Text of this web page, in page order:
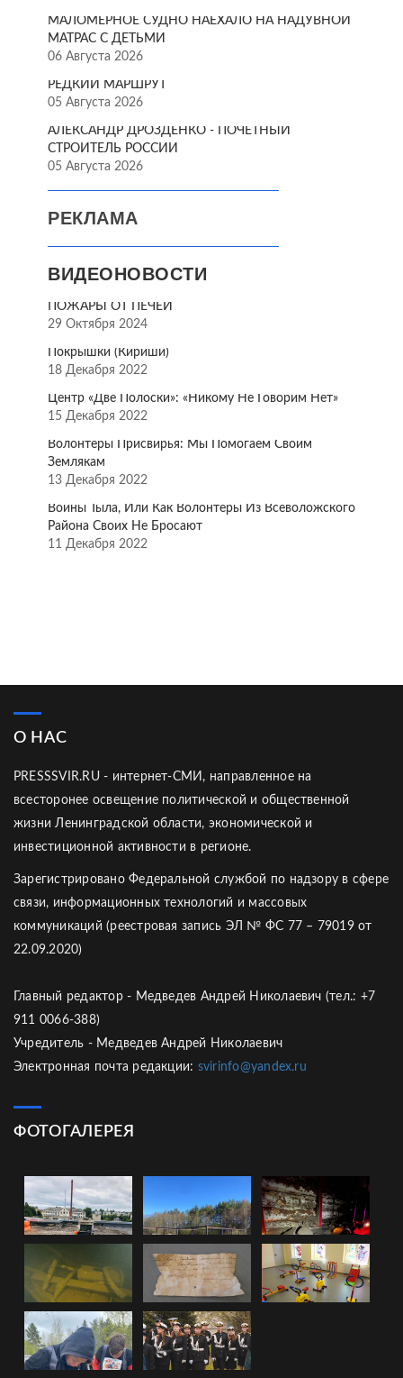
МАЛОМЕРНОЕ СУДНО НАЕХАЛО НА НАДУВНОЙ
МАТРАС С ДЕТЬМИ
06 Августа 2026
РЕДКИЙ МАРШРУТ
05 Августа 2026
АЛЕКСАНДР ДРОЗДЕНКО - ПОЧЁТНЫЙ
СТРОИТЕЛЬ РОССИИ
05 Августа 2026
РЕКЛАМА
ВИДЕОНОВОСТИ
ПОЖАРЫ ОТ ПЕЧЕЙ
29 Октября 2024
Покрышки (Кириши)
18 Декабря 2022
Центр «Две Полоски»: «Никому Не Говорим Нет»
15 Декабря 2022
Волонтёры Присвирья: Мы Помогаем Своим
Землякам
13 Декабря 2022
Воины Тыла, Или Как Волонтёры Из Всеволожского
Района Своих Не Бросают
11 Декабря 2022
О НАС
PRESSSVIR.RU - интернет-СМИ, направленное на
всесторонее освещение политической и общественной
жизни Ленинградской области, экономической и
инвестиционной активности в регионе.
Зарегистрировано Федеральной службой по надзору в сфере
связи, информационных технологий и массовых
коммуникаций (реестровая запись ЭЛ № ФС 77 – 79019 от
22.09.2020)
Главный редактор - Медведев Андрей Николаевич (тел.: +7
911 0066-388)
Учредитель - Медведев Андрей Николаевич
Электронная почта редакции: svirinfo@yandex.ru
ФОТОГАЛЕРЕЯ